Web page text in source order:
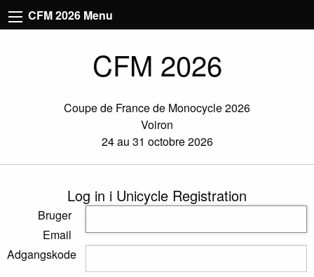
CFM 2026 Menu
CFM 2026
Coupe de France de Monocycle 2026
Voiron
24 au 31 octobre 2026
Log in i Unicycle Registration
Bruger
Email
Adgangskode